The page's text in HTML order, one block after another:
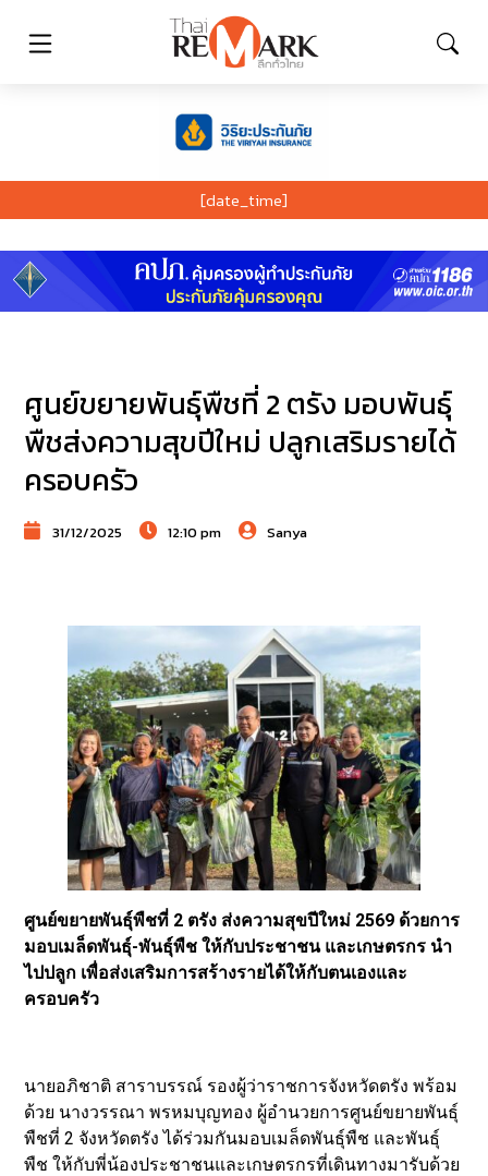
[date_time]
ศูนย์ขยายพันธุ์พืชที่ 2 ตรัง มอบพันธุ์
พืชส่งความสุขปีใหม่ ปลูกเสริมรายได้
ครอบครัว
31/12/2025 12:10 pm Sanya
ศูนย์ขยายพันธุ์พืชที่ 2 ตรัง ส่งความสุขปีใหม่ 2569 ด้วยการ
มอบเมล็ดพันธุ์-พันธุ์พืช ให้กับประชาชน และเกษตรกร นำ
ไปปลูก เพื่อส่งเสริมการสร้างรายได้ให้กับตนเองและ
ครอบครัว
นายอภิชาติ สาราบรรณ์ รองผู้ว่าราชการจังหวัดตรัง พร้อม
ด้วย นางวรรณา พรหมบุญทอง ผู้อำนวยการศูนย์ขยายพันธุ์
พืชที่ 2 จังหวัดตรัง ได้ร่วมกันมอบเมล็ดพันธุ์พืช และพันธุ์
พืช ให้กับพี่น้องประชาชนและเกษตรกรที่เดินทางมารับด้วย